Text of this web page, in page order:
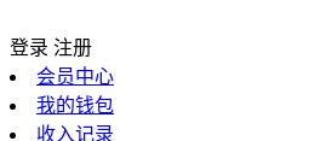
登录 注册
会员中心
我的钱包
收入记录